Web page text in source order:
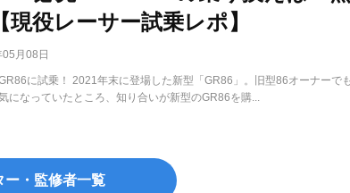
現役レーサー試乗レポ】
月08日
に試乗！ 2021年末に登場した新型「GR86」。旧型86オーナーでも
になっていたところ、知り合いが新型のGR86を購...
ー・監修者一覧